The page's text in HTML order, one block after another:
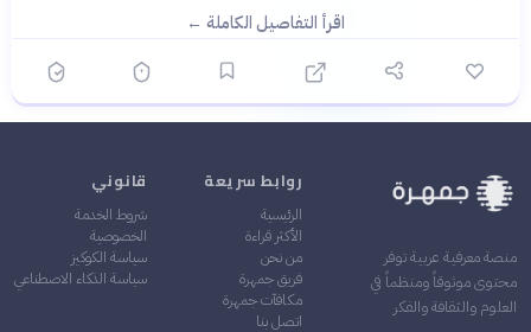
اقرأ التفاصيل الكاملة ←
منصة معرفية عربية توفر
محتوى موثوقاً ومنظماً في
العلوم والثقافة والفكر
روابط سريعة
الرئيسية
الأكثر قراءة
من نحن
فريق جمهرة
مكافآت جمهرة
اتصل بنا
قانوني
شروط الخدمة
الخصوصية
سياسة الكوكيز
سياسة الذكاء الاصطناعي